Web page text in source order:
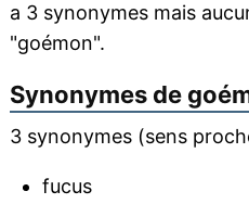
a 3 synonymes mais
"goémon".
Synonymes de
3 synonymes (sens
fucus